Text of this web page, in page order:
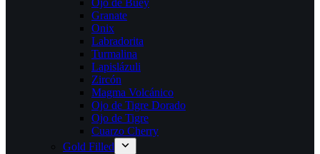
Ojo de Buey
Granate
Onix
Labradorita
Turmalina
Lapislázuli
Zircón
Magma Volcánico
Ojo de Tigre Dorado
Ojo de Tigre
Cuarzo Cherry
Gold Filled